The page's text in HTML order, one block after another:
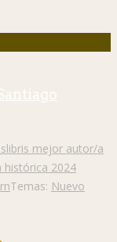
mejor autor/a
histórica 2024
Temas: Nuevo